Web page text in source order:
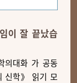
이 잘 끝났습
의대화 가 공동
신학》 읽기 모